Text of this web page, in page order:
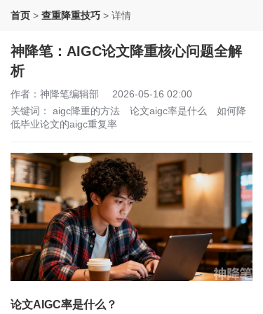
首页 > 查重降重技巧 > 详情
神降笔：AIGC论文降重核心问题全解
析
作者：神降笔编辑部
2026-05-16 02:00
关键词： aigc降重的方法 论文aigc率是什么
如何降
低毕业论文的aigc重复率
论文AIGC率是什么？